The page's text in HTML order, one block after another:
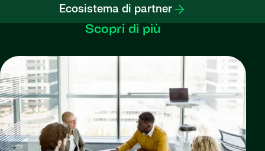
Ecosistema di partner
Scopri di più